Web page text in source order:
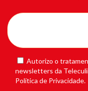
Autorizo o
newsletters da
Política de Privacidade.